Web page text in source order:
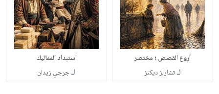
أروع القصص ؛ مختصر
لـتشارلز ديكنز
استبداد المماليك
لـجرجي زيدان